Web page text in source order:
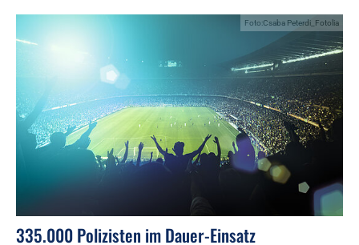
Foto:Csaba Peterdi_Fotolia
335.000 Polizisten im Dauer-Einsatz